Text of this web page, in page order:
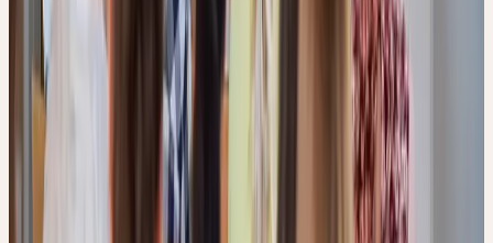
VERTIEFUNG 1
15. Okt 2026 – Ausleitung, Entgiftung und Verdauung –9–17
UhrZürich
Immunsystem, Nerven und Schlaf –
9–17